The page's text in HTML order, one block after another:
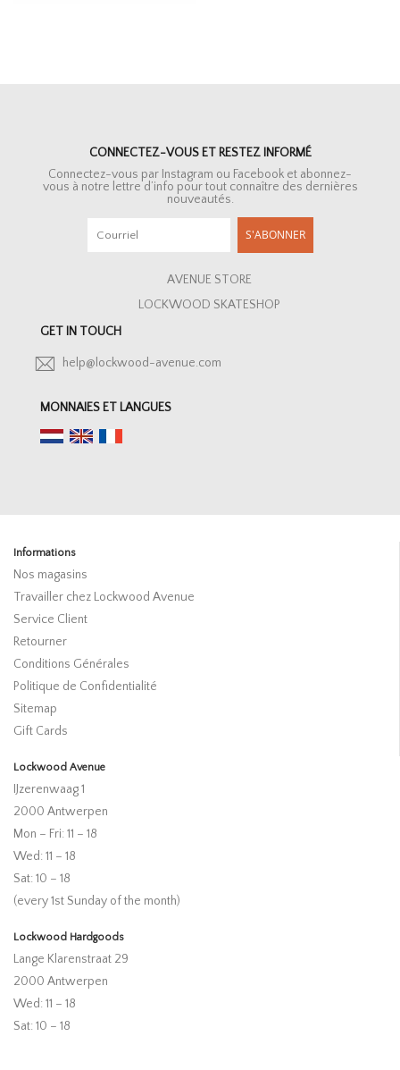
CONNECTEZ-VOUS ET RESTEZ INFORMÉ
Connectez-vous par Instagram ou Facebook et abonnez-
vous à notre lettre d’info pour tout connaître des dernières
nouveautés.
S'ABONNER
AVENUE STORE
LOCKWOOD SKATESHOP
GET IN TOUCH
help@lockwood-avenue.com
MONNAIES ET LANGUES
Informations
Nos magasins
Travailler chez Lockwood Avenue
Service Client
Retourner
Conditions Générales
Politique de Confidentialité
Sitemap
Gift Cards
Lockwood Avenue
IJzerenwaag 1
2000 Antwerpen
Mon – Fri: 11 – 18
Wed: 11 – 18
Sat: 10 – 18
(every 1st Sunday of the month)
Lockwood Hardgoods
Lange Klarenstraat 29
2000 Antwerpen
Wed: 11 – 18
Sat: 10 – 18